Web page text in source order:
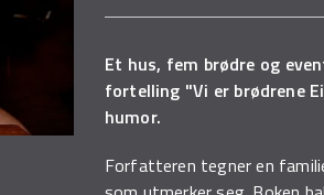
Et hus, fem brødre og
fortelling "Vi er brødrene
humor.
Forfatteren tegner en